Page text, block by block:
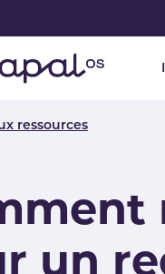
ressources
un